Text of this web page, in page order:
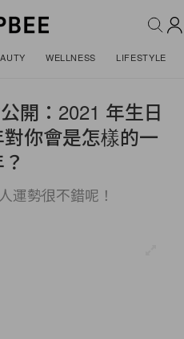
WELLNESS LIFESTYLE
開：2021 年生日
你會是怎樣的一
運勢很不錯呢！